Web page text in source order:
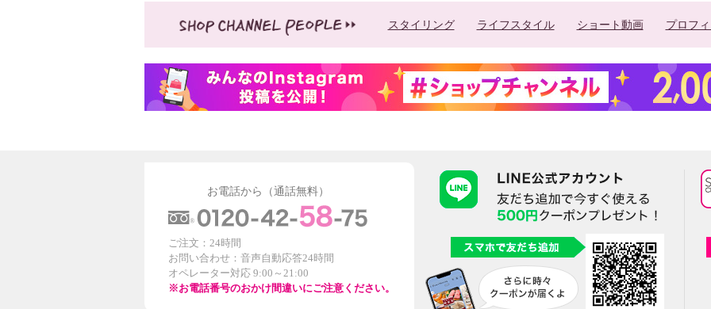
スタイリング ライフスタイル ショート動画 プロフ
お電話から（通話無料）
ご注文：24時間
お問い合わせ：音声自動応答24時間
オペレーター対応 9:00～21:00
※お電話番号のおかけ間違いにご注意ください。